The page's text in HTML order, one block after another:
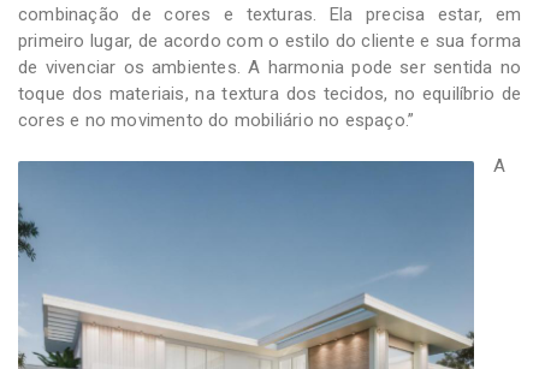
combinação de cores e texturas. Ela precisa estar, em
primeiro lugar, de acordo com o estilo do cliente e sua forma
de vivenciar os ambientes. A harmonia pode ser sentida no
toque dos materiais, na textura dos tecidos, no equilíbrio de
cores e no movimento do mobiliário no espaço.”
A